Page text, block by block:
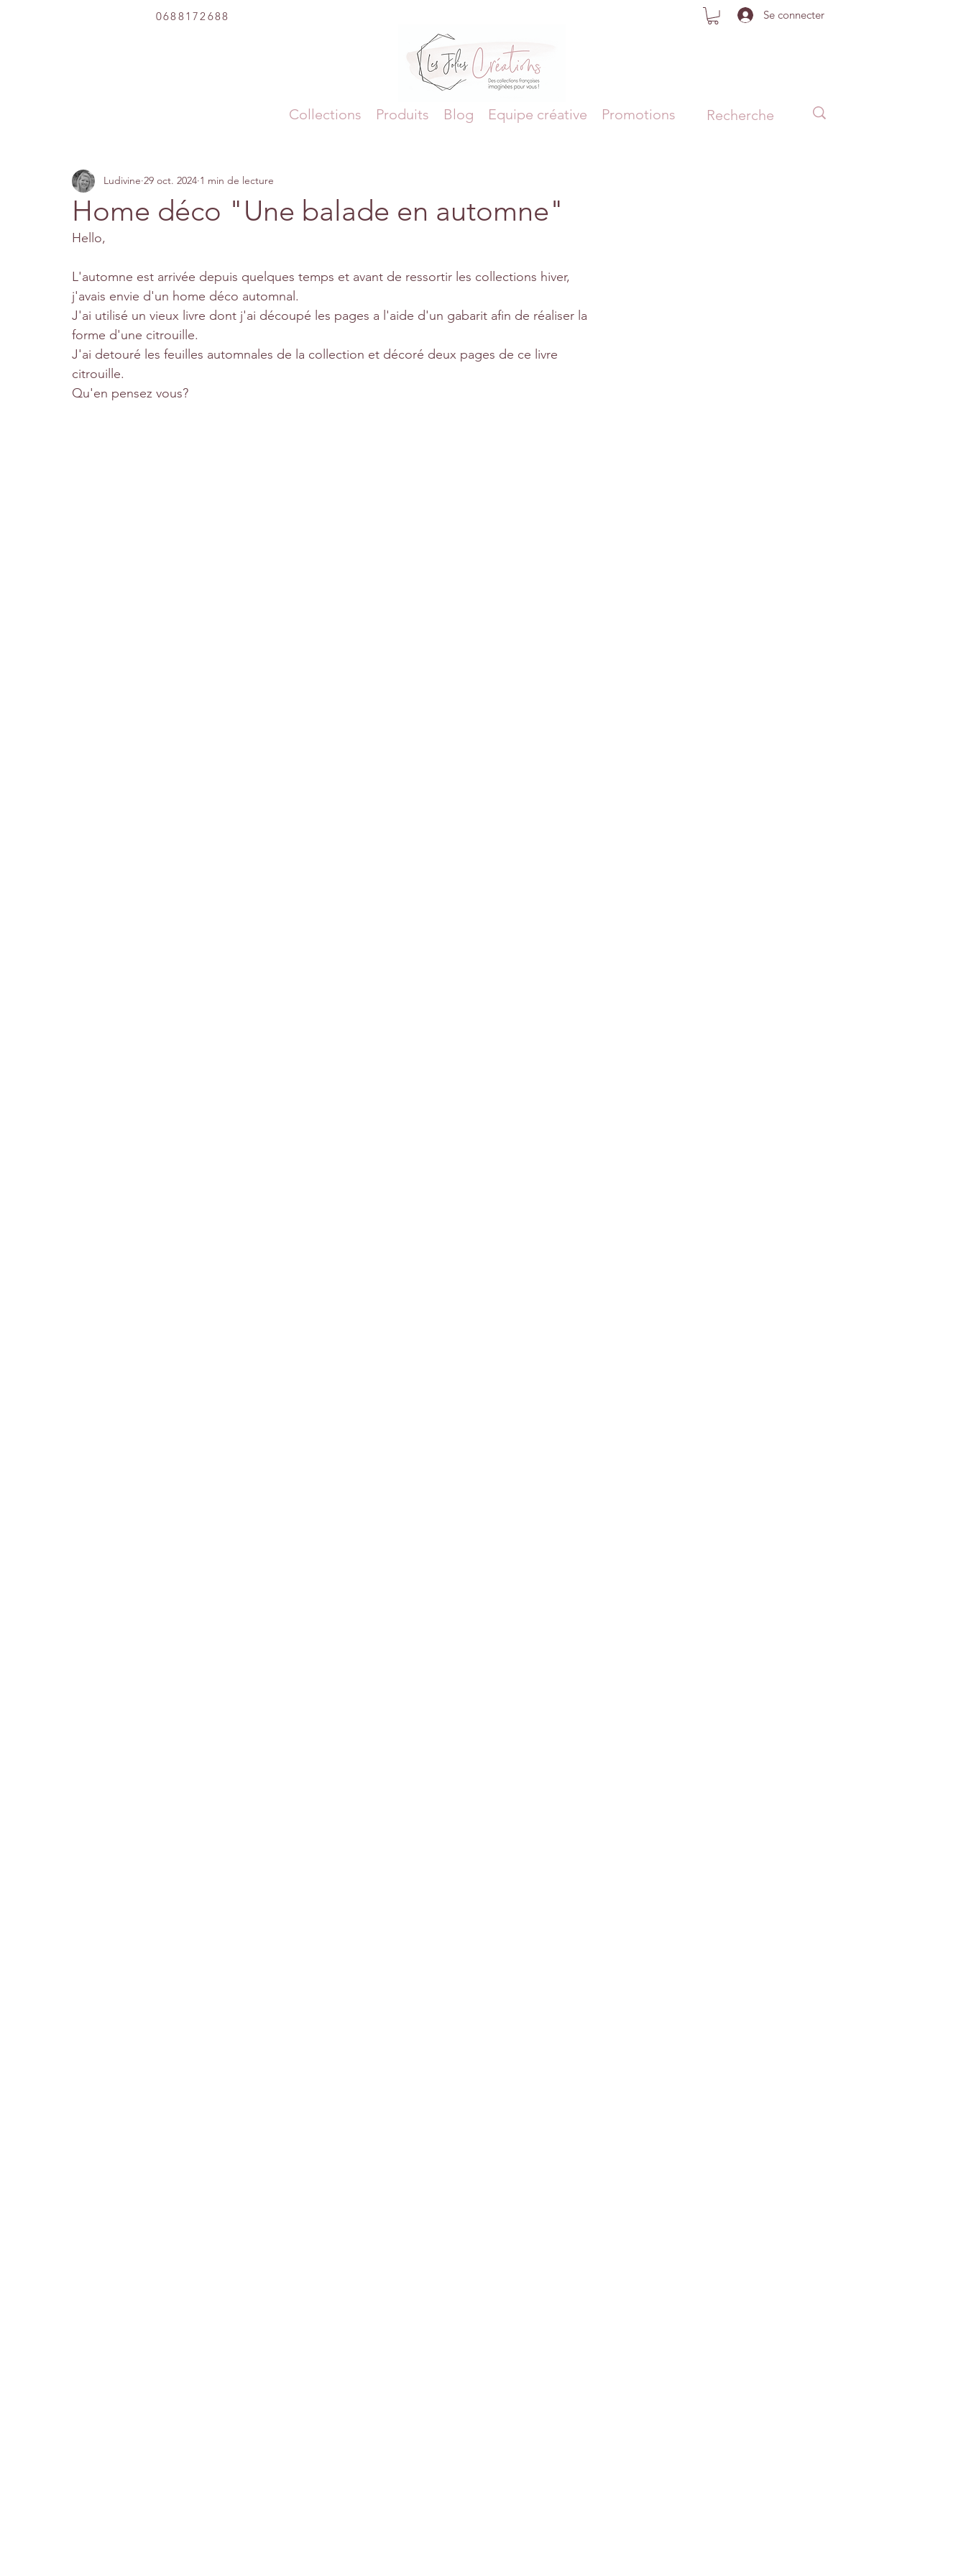
0688172688 Se connecter
Collections Produits Blog Equipe créative Promotions
Home déco "Une balade en automne"
Ludivine 29 oct. 2024 1 min de lecture
Hello,
L'automne est arrivée depuis quelques temps et avant de ressortir les collections hiver,
j'avais envie d'un home déco automnal.
J'ai utilisé un vieux livre dont j'ai découpé les pages a l'aide d'un gabarit afin de réaliser la
forme d'une citrouille.
J'ai detouré les feuilles automnales de la collection et décoré deux pages de ce livre
citrouille.
Qu'en pensez vous?